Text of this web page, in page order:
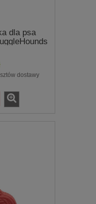
dla psa
dostawy